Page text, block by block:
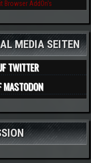
Browser AddOn's
MEDIA SEITEN
TWITTER
MASTODON